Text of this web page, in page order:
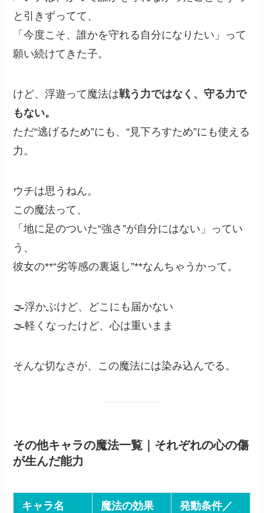
と引きずってて、
「今度こそ、誰かを守れる自分になりたい」って
願い続けてきた子。
けど、浮遊って魔法は戦う力ではなく、守る力で
もない。
ただ“逃げるため”にも、“見下ろすため”にも使える
力。
ウチは思うねん。
この魔法って、
「地に足のついた“強さ”が自分にはない」ってい
う、
彼女の**“劣等感の裏返し”**なんちゃうかって。
🌫️浮かぶけど、どこにも届かない
🌫️軽くなったけど、心は重いまま
そんな切なさが、この魔法には染み込んでる。
その他キャラの魔法一覧｜それぞれの心の傷
が生んだ能力
キャラ名 魔法の効果
発動条件／